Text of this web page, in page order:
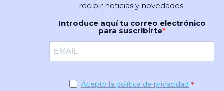
recibir noticias y novedades.
Introduce aquí tu correo electrónico
para suscribirte
Acepto la política de privacidad